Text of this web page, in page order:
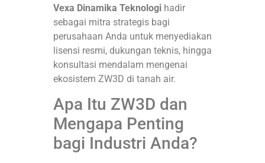
Vexa Dinamika Teknologihadir
sebagai mitra strategis bagi
perusahaan Anda untuk menyediakan
lisensi resmi, dukungan teknis, hingga
konsultasi mendalam mengenai
ekosistem ZW3D di tanah air.
Apa Itu ZW3D dan
Mengapa Penting
bagi Industri Anda?